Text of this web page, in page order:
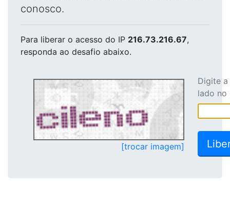
conosco.
Para liberar o acesso do IP 216.73.216.67,
responda ao desafio abaixo.
[trocar imagem]
Digite
lado no